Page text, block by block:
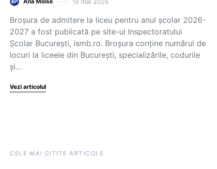
Broșura de admitere la liceu pentru anul școlar 2026-
2027 a fost publicată pe site-ul Inspectoratului
Școlar București, ismb.ro. Broșura conține numărul de
locuri la liceele din București, specializările, codurile
și…
Vezi articolul
CELE MAI CITITE ARTICOLE